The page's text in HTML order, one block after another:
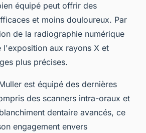
équipé peut offrir des
et moins douloureux. Par
de la radiographie numérique
l'exposition aux rayons X et
plus précises.
est équipé des dernières
des scanners intra-oraux et
dentaire avancés, ce
engagement envers